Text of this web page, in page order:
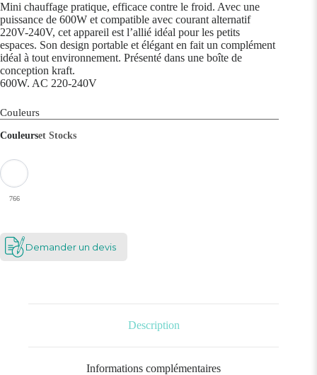
Mini chauffage pratique, efficace contre le froid. Avec une
puissance de 600W et compatible avec courant alternatif
220V-240V, cet appareil est l’allié idéal pour les petits
espaces. Son design portable et élégant en fait un complément
idéal à tout environnement. Présenté dans une boîte de
conception kraft.
600W. AC 220-240V
Couleurs
Couleurset Stocks
766
Demander un devis
Description
Informations complémentaires